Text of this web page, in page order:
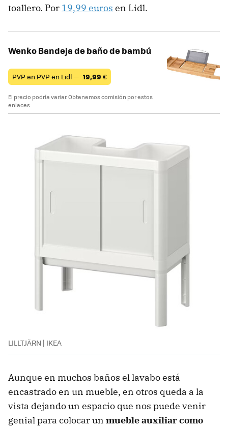
toallero. Por 19,99 euros en Lidl.
Wenko Bandeja de baño de bambú
PVP en PVP en Lidl — 19,99 €
El precio podría variar. Obtenemos comisión por estos
enlaces
LILLTJÄRN | IKEA
Aunque en muchos baños el lavabo está
encastrado en un mueble, en otros queda a la
vista dejando un espacio que nos puede venir
genial para colocar un mueble auxiliar como